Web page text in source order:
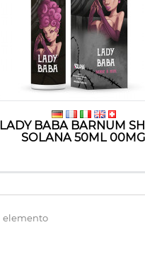
LADY BABA BARNUM
SOLANA 50ML 00MG
elemento